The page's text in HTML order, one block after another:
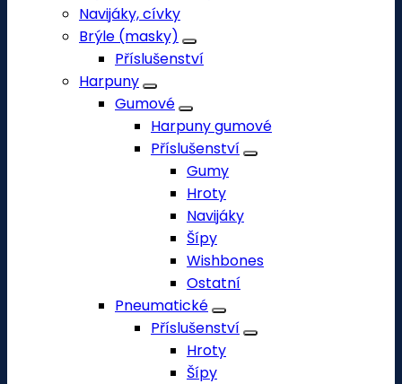
Navijáky, cívky
Brýle (masky)
Příslušenství
Harpuny
Gumové
Harpuny gumové
Příslušenství
Gumy
Hroty
Navijáky
Šípy
Wishbones
Ostatní
Pneumatické
Příslušenství
Hroty
Šípy